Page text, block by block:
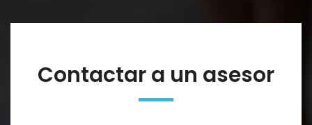
Contactar a un asesor